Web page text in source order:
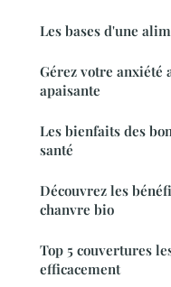
Les bases d'une
Gérez votre anxiété
apaisante
Les bienfaits des
santé
Découvrez les
chanvre bio
Top 5 couvertures
efficacement